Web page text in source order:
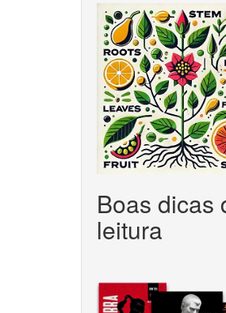
Boas dicas
leitura